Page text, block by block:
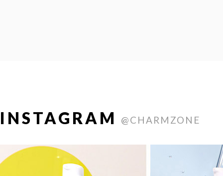
INSTAGRAM @CHARMZONE